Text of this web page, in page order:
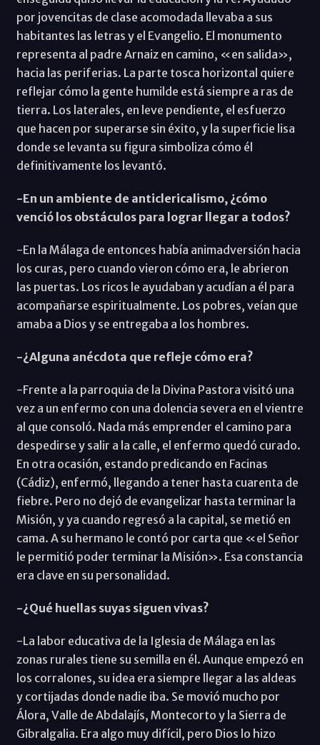
por jovencitas de clase acomodada llevaba a sus
habitantes las letras y el Evangelio. El monumento
representa al padre Arnaiz en camino, «en salida»,
hacia las periferias. La parte tosca horizontal quiere
reflejar cómo la gente humilde está siempre a ras de
tierra. Los laterales, en leve pendiente, el esfuerzo
que hacen por superarse sin éxito, y la superficie lisa
donde se levanta su figura simboliza cómo él
definitivamente los levantó.
-En un ambiente de anticlericalismo, ¿cómo
venció los obstáculos para lograr llegar a todos?
-En la Málaga de entonces había animadversión hacia
los curas, pero cuando vieron cómo era, le abrieron
las puertas. Los ricos le ayudaban y acudían a él para
acompañarse espiritualmente. Los pobres, veían que
amaba a Dios y se entregaba a los hombres.
-¿Alguna anécdota que refleje cómo era?
-Frente a la parroquia de la Divina Pastora visitó una
vez a un enfermo con una dolencia severa en el vientre
al que consoló. Nada más emprender el camino para
despedirse y salir a la calle, el enfermo quedó curado.
En otra ocasión, estando predicando en Facinas
(Cádiz), enfermó, llegando a tener hasta cuarenta de
fiebre. Pero no dejó de evangelizar hasta terminar la
Misión, y ya cuando regresó a la capital, se metió en
cama. A su hermano le contó por carta que «el Señor
le permitió poder terminar la Misión». Esa constancia
era clave en su personalidad.
-¿Qué huellas suyas siguen vivas?
-La labor educativa de la Iglesia de Málaga en las
zonas rurales tiene su semilla en él. Aunque empezó en
los corralones, su idea era siempre llegar a las aldeas
y cortijadas donde nadie iba. Se movió mucho por
Álora, Valle de Abdalajís, Montecorto y la Sierra de
Gibralgalia. Era algo muy difícil, pero Dios lo hizo